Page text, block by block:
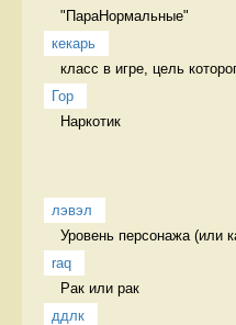
"ПараНормальные"
кекарь
класс в игре, цель
Гор
Наркотик
лэвэл
Уровень персонажа (или
raq
Рак или рак
ддлк